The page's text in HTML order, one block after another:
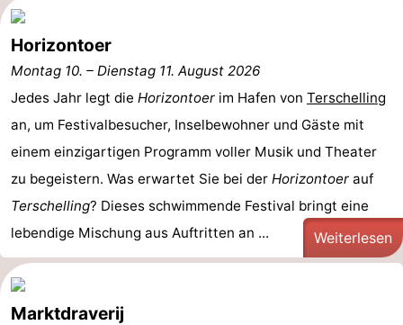
Rundfahrten
-
Bauernhöfe
-
Spielplätze
-
Minigolfplätze
Wellness-
Zentren
Natur
Führungen
Sport
-
Horizontoer
Montag 10. – Dienstag 11. August 2026
Jedes Jahr legt die Horizontoer im Hafen von Terschelling
an, um Festivalbesucher, Inselbewohner und Gäste mit
einem einzigartigen Programm voller Musik und Theater
zu begeistern. Was erwartet Sie bei der Horizontoer auf
Terschelling? Dieses schwimmende Festival bringt eine
lebendige Mischung aus Auftritten an ...
Weiterlesen
Marktdraverij